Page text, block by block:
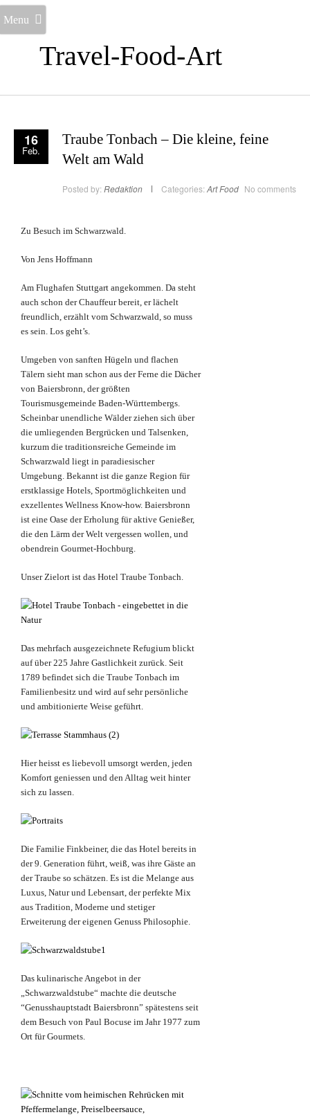
Travel-Food-Art
Menu
16
Feb.
Traube Tonbach – Die kleine, feine
Welt am Wald
Posted by: Redaktion Categories: ArtFood No comments
Zu Besuch im Schwarzwald.
Von Jens Hoffmann
Am Flughafen Stuttgart angekommen. Da steht
auch schon der Chauffeur bereit, er lächelt
freundlich, erzählt vom Schwarzwald, so muss
es sein. Los geht’s.
Umgeben von sanften Hügeln und flachen
Tälern sieht man schon aus der Ferne die Dächer
von Baiersbronn, der größten
Tourismusgemeinde Baden-Württembergs.
Scheinbar unendliche Wälder ziehen sich über
die umliegenden Bergrücken und Talsenken,
kurzum die traditionsreiche Gemeinde im
Schwarzwald liegt in paradiesischer
Umgebung. Bekannt ist die ganze Region für
erstklassige Hotels, Sportmöglichkeiten und
exzellentes Wellness Know-how. Baiersbronn
ist eine Oase der Erholung für aktive Genießer,
die den Lärm der Welt vergessen wollen, und
obendrein Gourmet-Hochburg.
Unser Zielort ist das Hotel Traube Tonbach.
Das mehrfach ausgezeichnete Refugium blickt
auf über 225 Jahre Gastlichkeit zurück. Seit
1789 befindet sich die Traube Tonbach im
Familienbesitz und wird auf sehr persönliche
und ambitionierte Weise geführt.
Hier heisst es liebevoll umsorgt werden, jeden
Komfort geniessen und den Alltag weit hinter
sich zu lassen.
Die Familie Finkbeiner, die das Hotel bereits in
der 9. Generation führt, weiß, was ihre Gäste an
der Traube so schätzen. Es ist die Melange aus
Luxus, Natur und Lebensart, der perfekte Mix
aus Tradition, Moderne und stetiger
Erweiterung der eigenen Genuss Philosophie.
Das kulinarische Angebot in der
„Schwarzwaldstube“ machte die deutsche
“Genusshauptstadt Baiersbronn” spätestens seit
dem Besuch von Paul Bocuse im Jahr 1977 zum
Ort für Gourmets.